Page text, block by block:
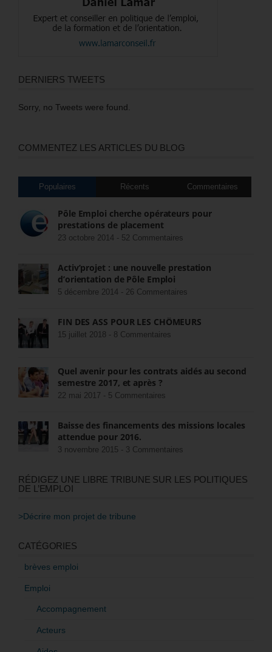
DERNIERS TWEETS
Sorry, no Tweets were found.
COMMENTEZ LES ARTICLES DU BLOG
Populaires Récents Commentaires
Pôle Emploi cherche opérateurs pour
prestations de placement
23 octobre 2014 - 52 Commentaires
Activ’projet : une nouvelle prestation
d’orientation de Pôle Emploi
5 décembre 2014 - 26 Commentaires
FIN DES ASS POUR LES CHÔMEURS
15 juillet 2018 - 8 Commentaires
Quel avenir pour les contrats aidés au second
semestre 2017, et après ?
22 mai 2017 - 5 Commentaires
Baisse des financements des missions locales
attendue pour 2016.
3 novembre 2015 - 3 Commentaires
RÉDIGEZ UNE LIBRE TRIBUNE SUR LES POLITIQUES
DE L’EMPLOI
>Décrire mon projet de tribune
CATÉGORIES
brèves emploi
Emploi
Accompagnement
Acteurs